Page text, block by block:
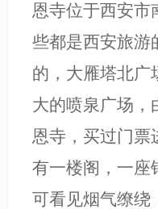
恩寺位于西安市
些都是西安旅游
的，大雁塔北广
大的喷泉广场，
恩寺，买过门票
有一楼阁，一座
可看见烟气缭绕